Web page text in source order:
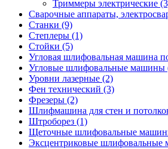
Триммеры электрические
Сварочные аппараты,
Станки (9)
Степлеры (1)
Стойки (5)
Угловая шлифовальная машина
Угловые шлифовальные машины
Уровни лазерные (2)
Фен технический (3)
Фрезеры (2)
Шлифмашина для стен и
Штроборез (1)
Щеточные шлифовальные
Эксцентриковые